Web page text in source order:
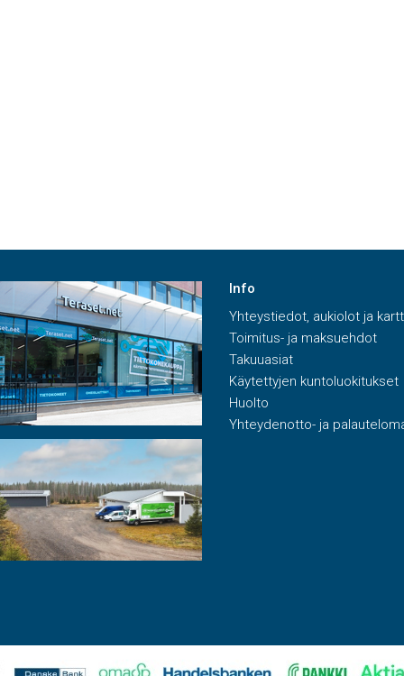
Info
Yhteystiedot, aukiolot ja
Toimitus- ja maksuehdot
Takuuasiat
Käytettyjen kuntoluokitukset
Huolto
Yhteydenotto- ja